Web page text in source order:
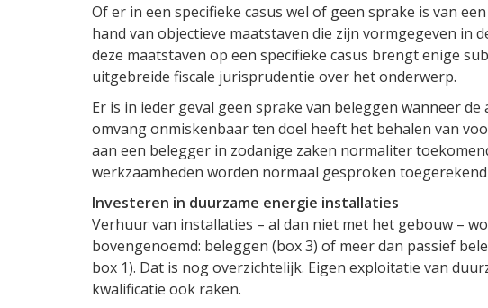
Of er in een specifieke casus wel of geen sprake is van
hand van objectieve maatstaven die zijn vormgegeven in
deze maatstaven op een specifieke casus brengt enige
uitgebreide fiscale jurisprudentie over het onderwerp.
Er is in ieder geval geen sprake van beleggen wanneer
omvang onmiskenbaar ten doel heeft het behalen van
aan een belegger in zodanige zaken normaliter
werkzaamheden worden normaal gesproken
Investeren in duurzame energie installaties
Verhuur van installaties – al dan niet met het gebouw –
bovengenoemd: beleggen (box 3) of meer dan passief
box 1). Dat is nog overzichtelijk. Eigen exploitatie van
kwalificatie ook raken.